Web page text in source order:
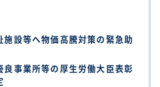
施設等へ物価高騰対策の緊急助
良事業所等の厚生労働大臣表彰